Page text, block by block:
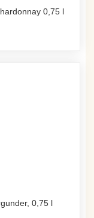
0,75 l
0,75 l